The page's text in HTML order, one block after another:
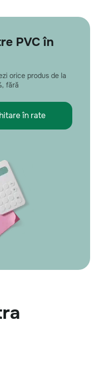
PVC în
orice produs de la
fără
în rate